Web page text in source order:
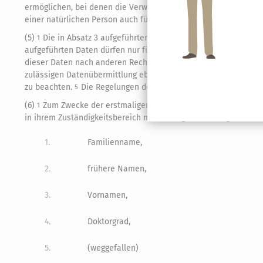
ermöglichen, bei denen die Verwendung der nach Absatz 3a
einer natürlichen Person auch für die in Satz 1 genannten
(5) 1 Die in Absatz 3 aufgeführten Daten dürfen nur für die in
aufgeführten Daten dürfen nur für die in Absatz 4c genannten
dieser Daten nach anderen Rechtsvorschriften ist unzulässig.
zulässigen Datenübermittlung ebenfalls zu übermitteln.
Der
zu beachten. 5 Die Regelungen des
(6) 1 Zum Zwecke der erstmaligen Zuteilung der
in ihrem Zuständigkeitsbereich mit alleiniger Wohnung oder
1. Familienname,
2. frühere Namen,
3. Vornamen,
4. Doktorgrad,
5. (weggefallen)